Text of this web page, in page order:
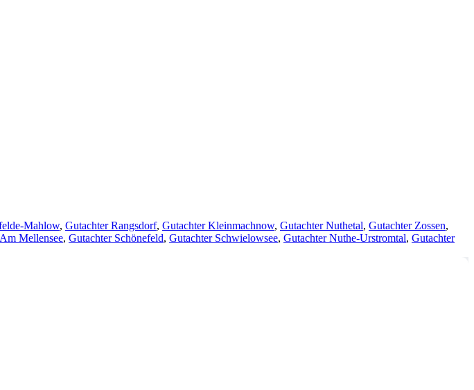
Mahlow, Gutachter Rangsdorf, Gutachter Kleinmachnow, Gutachter Nuthetal, Gutachter Zossen,
Mellensee, Gutachter Schönefeld, Gutachter Schwielowsee, Gutachter Nuthe-Urstromtal, Gutachter